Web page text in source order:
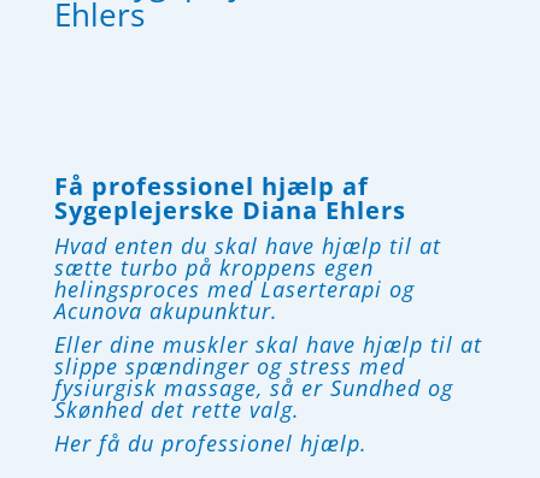
Ehlers
Få professionel hjælp af
Sygeplejerske Diana Ehlers
Hvad enten du skal have hjælp til at
sætte turbo på kroppens egen
helingsproces med Laserterapi og
Acunova akupunktur.
Eller dine muskler skal have hjælp til at
slippe spændinger og stress med
fysiurgisk massage, så er Sundhed og
Skønhed det rette valg.
Her få du professionel hjælp.